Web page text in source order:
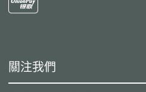
關注我們